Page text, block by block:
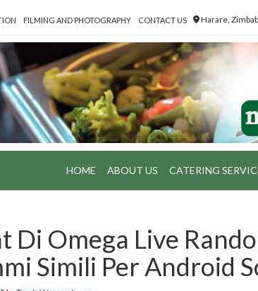
FILMING AND PHOTOGRAPHY CONTACT US Harare,
HOME ABOUT US CATERING
Di Omega Live
Simili Per Android